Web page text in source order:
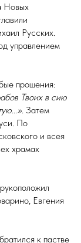
Новых
Русских.
управлением
прошения:
Твоих в сию
. Затем
По
и всея
храмах
Евгения
к пастве